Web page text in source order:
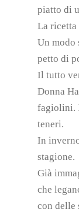
piatto di
La ricetta
Un modo
petto di
Il tutto
Donna
fagiolini.
teneri.
In
stagione.
Già
che
con delle